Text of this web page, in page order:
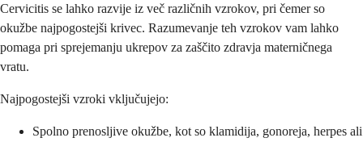
Cervicitis se lahko razvije iz več različnih vzrokov, pri čemer so
okužbe najpogostejši krivec. Razumevanje teh vzrokov vam lahko
pomaga pri sprejemanju ukrepov za zaščito zdravja materničnega
vratu.
Najpogostejši vzroki vključujejo:
Spolno prenosljive okužbe, kot so klamidija, gonoreja, herpes ali